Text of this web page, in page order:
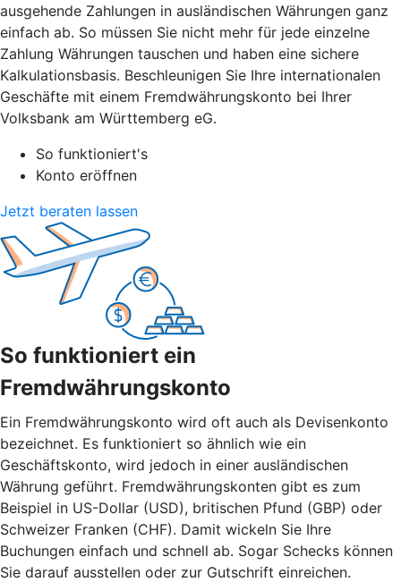
ausgehende Zahlungen in ausländischen Währungen ganz
einfach ab. So müssen Sie nicht mehr für jede einzelne
Zahlung Währungen tauschen und haben eine sichere
Kalkulationsbasis. Beschleunigen Sie Ihre internationalen
Geschäfte mit einem Fremdwährungskonto bei Ihrer
Volksbank am Württemberg eG.
So funktioniert's
Konto eröffnen
Jetzt beraten lassen
So funktioniert ein
Fremdwährungskonto
Ein Fremdwährungskonto wird oft auch als Devisenkonto
bezeichnet. Es funktioniert so ähnlich wie ein
Geschäftskonto, wird jedoch in einer ausländischen
Währung geführt. Fremdwährungskonten gibt es zum
Beispiel in US-Dollar (USD), britischen Pfund (GBP) oder
Schweizer Franken (CHF). Damit wickeln Sie Ihre
Buchungen einfach und schnell ab. Sogar Schecks können
Sie darauf ausstellen oder zur Gutschrift einreichen.